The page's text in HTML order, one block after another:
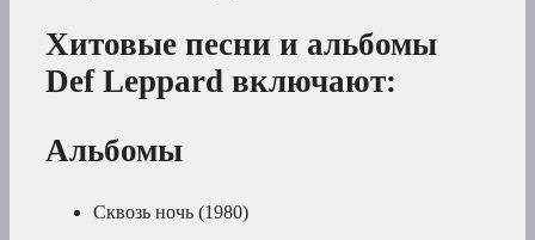
Хитовые песни и альбомы
Def Leppard включают:
Альбомы
Сквозь ночь (1980)